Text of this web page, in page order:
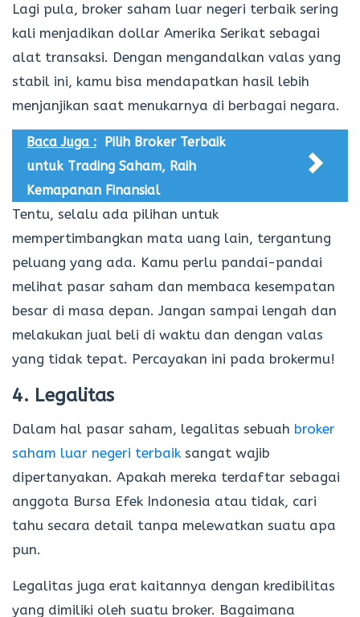
Lagi pula, broker saham luar negeri terbaik sering
kali menjadikan dollar Amerika Serikat sebagai
alat transaksi. Dengan mengandalkan valas yang
stabil ini, kamu bisa mendapatkan hasil lebih
menjanjikan saat menukarnya di berbagai negara.
Baca Juga : Pilih Broker Terbaik
untuk Trading Saham, Raih
Kemapanan Finansial
Tentu, selalu ada pilihan untuk
mempertimbangkan mata uang lain, tergantung
peluang yang ada. Kamu perlu pandai-pandai
melihat pasar saham dan membaca kesempatan
besar di masa depan. Jangan sampai lengah dan
melakukan jual beli di waktu dan dengan valas
yang tidak tepat. Percayakan ini pada brokermu!
4. Legalitas
Dalam hal pasar saham, legalitas sebuah broker
saham luar negeri terbaik sangat wajib
dipertanyakan. Apakah mereka terdaftar sebagai
anggota Bursa Efek Indonesia atau tidak, cari
tahu secara detail tanpa melewatkan suatu apa
pun.
Legalitas juga erat kaitannya dengan kredibilitas
yang dimiliki oleh suatu broker. Bagaimana